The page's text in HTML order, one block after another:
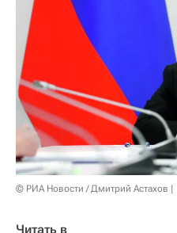
© РИА Новости / Дмитрий Астахов
Читать в